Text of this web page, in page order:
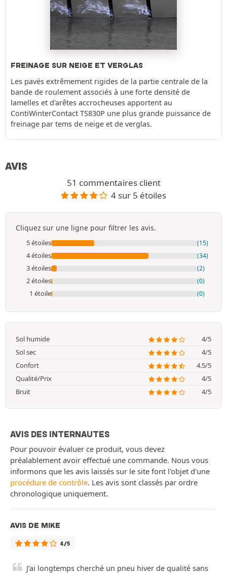
FREINAGE SUR NEIGE ET VERGLAS
Les pavés extrêmement rigides de la partie centrale de la
bande de roulement associés à une forte densité de
lamelles et d'arêtes accrocheuses apportent au
ContiWinterContact TS830P une plus grande puissance de
freinage par tems de neige et de verglas.
AVIS
51 commentaires client
4 sur 5 étoiles
Cliquez sur une ligne pour filtrer les avis.
5 étoiles (15)
4 étoiles (34)
3 étoiles (2)
2 étoiles (0)
1 étoile (0)
Sol humide
4/5
Sol sec
4/5
Confort
4.5/5
Qualité/Prix
4/5
Bruit
4/5
AVIS DES INTERNAUTES
Pour pouvoir évaluer ce produit, vous devez
préalablement avoir effectué une commande. Nous vous
informons que les avis laissés sur le site font l'objet d'une
procédure de contrôle. Les avis sont classés par ordre
chronologique uniquement.
AVIS DE MIKE
4/5
J’ai longtemps cherché un pneu hiver de qualité sans